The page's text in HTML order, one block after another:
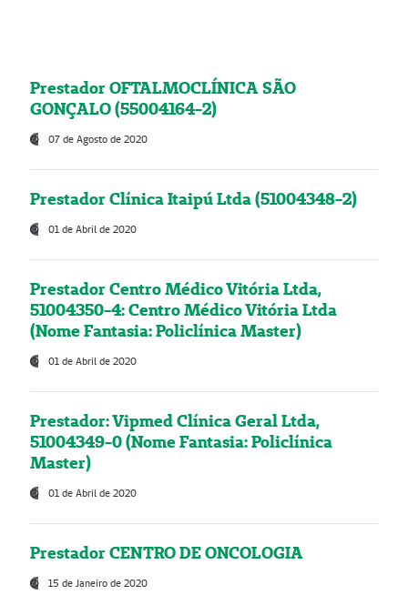
Prestador OFTALMOCLÍNICA SÃO
GONÇALO (55004164-2)
07 de Agosto de 2020
Prestador Clínica Itaipú Ltda (51004348-2)
01 de Abril de 2020
Prestador Centro Médico Vitória Ltda,
51004350-4: Centro Médico Vitória Ltda
(Nome Fantasia: Policlínica Master)
01 de Abril de 2020
Prestador: Vipmed Clínica Geral Ltda,
51004349-0 (Nome Fantasia: Policlínica
Master)
01 de Abril de 2020
Prestador CENTRO DE ONCOLOGIA
15 de Janeiro de 2020